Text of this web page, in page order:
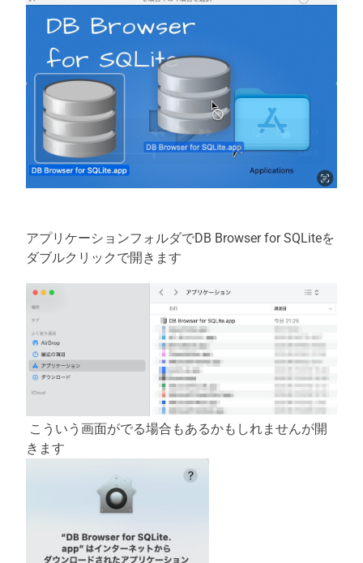
アプリケーションフォルダでDB Browser for SQLiteを
ダブルクリックで開きます
こういう画面がでる場合もあるかもしれませんが開
きます